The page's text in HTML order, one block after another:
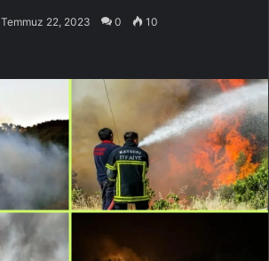
Temmuz 22, 2023 0 10